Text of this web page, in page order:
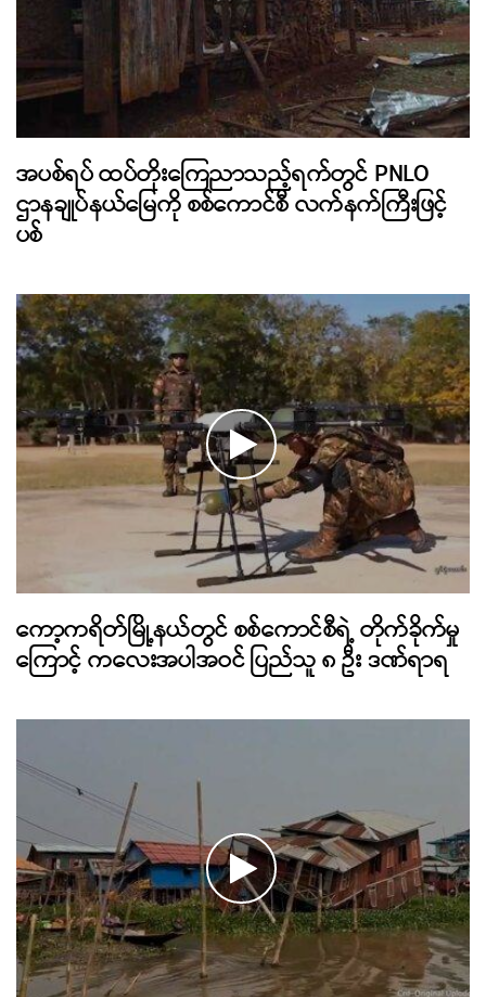
အပစ်ရပ် ထပ်တိုးကြေညာသည့်ရက်တွင် PNLO
ဌာနချုပ်နယ်မြေကို စစ်ကောင်စီ လက်နက်ကြီးဖြင့်
ပစ်
ကော့ကရိတ်မြို့နယ်တွင် စစ်ကောင်စီရဲ့ တိုက်ခိုက်မှု
ကြောင့် ကလေးအပါအဝင် ပြည်သူ ၈ ဦး ဒဏ်ရာရ